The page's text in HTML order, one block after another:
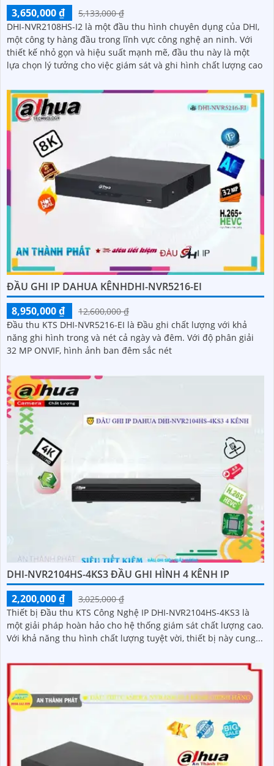
3,650,000 ₫
5,133,000 ₫
DHI-NVR2108HS-I2 là một đầu thu hình chuyên dụng của DHI,
một công ty hàng đầu trong lĩnh vực công nghệ an ninh. Với
thiết kế nhỏ gọn và hiệu suất mạnh mẽ, đầu thu này là một
lựa chọn lý tưởng cho việc giám sát và ghi hình chất lượng cao
ĐẦU GHI IP DAHUA KÊNHDHI-NVR5216-EI
8,950,000 ₫
12,600,000 ₫
Đầu thu KTS DHI-NVR5216-EI là Đầu ghi chất lượng với khả
năng ghi hình trong và nét cả ngày và đêm. Với độ phân giải
32 MP ONVIF, hình ảnh ban đêm sắc nét
DHI-NVR2104HS-4KS3 ĐẦU GHI HÌNH 4 KÊNH IP
2,200,000 ₫
3,025,000 ₫
Thiết bị Đầu thu KTS Công Nghệ IP DHI-NVR2104HS-4KS3 là
một giải pháp hoàn hảo cho hệ thống giám sát chất lượng cao.
Với khả năng thu hình chất lượng tuyệt vời, thiết bị này cung...